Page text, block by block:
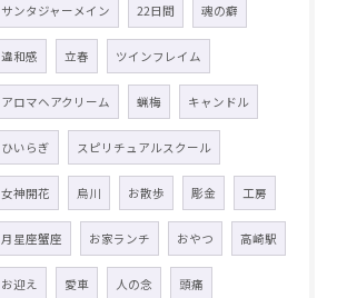
サンタジャーメイン 22日間 魂の癖
違和感 立春 ツインフレイム
アロマヘアクリーム 蝋梅 キャンドル
ひいらぎ スピリチュアルスクール
女神開花 烏川 お散歩 彫金 工房
月星座蟹座 お家ランチ おやつ 高崎駅
お迎え 愛車 人の念 頭痛